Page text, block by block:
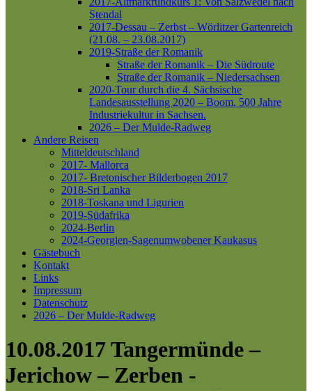
Stendal
2017-Dessau – Zerbst – Wörlitzer Gartenreich
(21.08. – 23.08.2017)
2019-Straße der Romanik
Straße der Romanik – Die Südroute
Straße der Romanik – Niedersachsen
2020-Tour durch die 4. Sächsische
Landesausstellung 2020 – Boom. 500 Jahre
Industriekultur in Sachsen.
2026 – Der Mulde-Radweg
Andere Reisen
Mitteldeutschland
2017- Mallorca
2017- Bretonischer Bilderbogen 2017
2018-Sri Lanka
2018-Toskana und Ligurien
2019-Südafrika
2024-Berlin
2024-Georgien-Sagenumwobener Kaukasus
Gästebuch
Kontakt
Links
Impressum
Datenschutz
2026 – Der Mulde-Radweg
10.08.2017 Tangermünde –
Jerichow – Zerben -